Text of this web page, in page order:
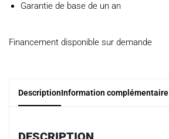
Garantie de base de un an
Financement disponible sur demande
DescriptionInformation complémentaire